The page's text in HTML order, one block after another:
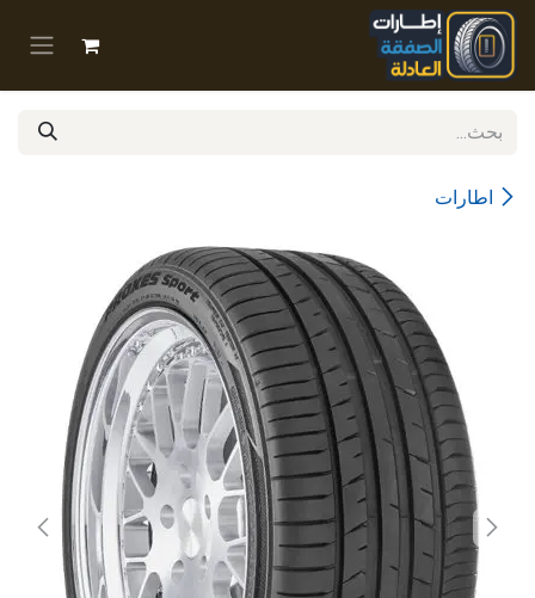
تخطي للذهاب إلى المحتوى
اطارات